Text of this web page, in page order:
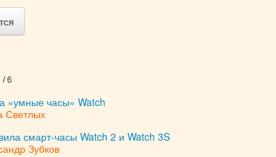
6
«умные часы» Watch
Светлых
смарт-часы Watch 2 и Watch 3S
Зубков